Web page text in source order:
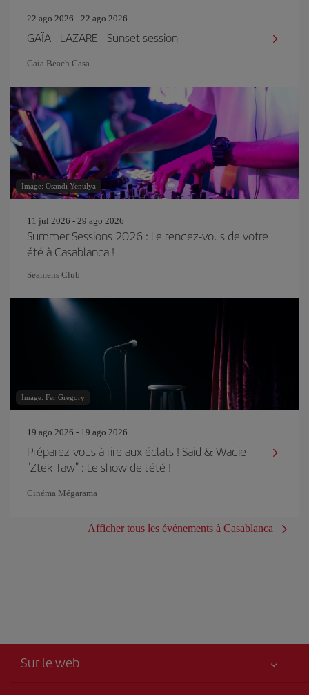
22 ago 2026 - 22 ago 2026
GAÏA - LAZARE - Sunset session
Gaia Beach Casa
Image: Osandi Yenulya
11 jul 2026 - 29 ago 2026
Summer Sessions 2026 : Le rendez-vous de votre
été à Casablanca !
Seamens Club
Image: Fer Gregory
19 ago 2026 - 19 ago 2026
Préparez-vous à rire aux éclats ! Said & Wadie -
"Ztek Taw" : Le show de l'été !
Cinéma Mégarama
Afficher tous les événements à Casablanca
Sur le web